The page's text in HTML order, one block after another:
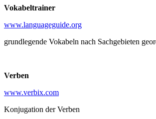
Vokabeltrainer
www.languageguide.org
grundlegende Vokabeln nach Sachgebieten
Verben
www.verbix.com
Konjugation der Verben